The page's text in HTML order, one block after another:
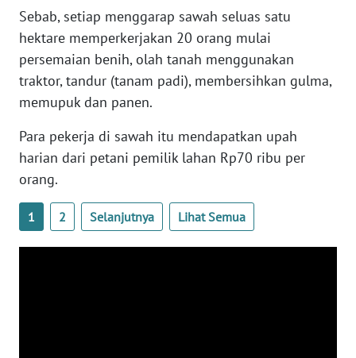
Sebab, setiap menggarap sawah seluas satu
hektare memperkerjakan 20 orang mulai
persemaian benih, olah tanah menggunakan
traktor, tandur (tanam padi), membersihkan gulma,
memupuk dan panen.
Para pekerja di sawah itu mendapatkan upah
harian dari petani pemilik lahan Rp70 ribu per
orang.
1 2 Selanjutnya Lihat Semua
SERAMBI
WN
JAMBI
WN
SULTRA
WN
NTB